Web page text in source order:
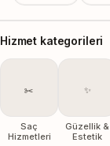
Hizmet kategorileri
✂️
Saç
Hizmetleri
✨
Güzellik &
Estetik